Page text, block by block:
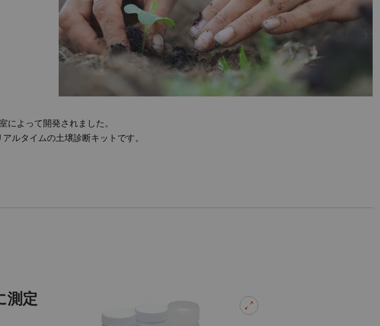
によって開発されました。
ルタイムの土壌診断キットです。
測定